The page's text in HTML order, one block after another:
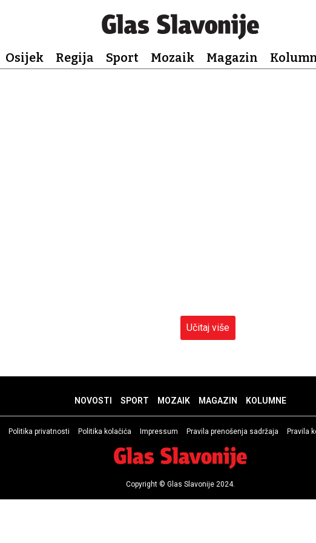
Osijek Regija Sport Mozaik Magazin
Učitaj više
NOVOSTI SPORT MOZAIK MAGAZIN KOLUMNE
Politika privatnosti Politika kolačića Impressum Pravila prenošenja sadržaja Pravila
Copyright © Glas Slavonije 2024.